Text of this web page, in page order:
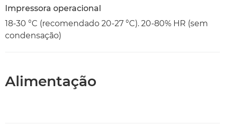
Impressora operacional
18-30 °C (recomendado 20-27 °C). 20-80% HR (sem
condensação)
Alimentação